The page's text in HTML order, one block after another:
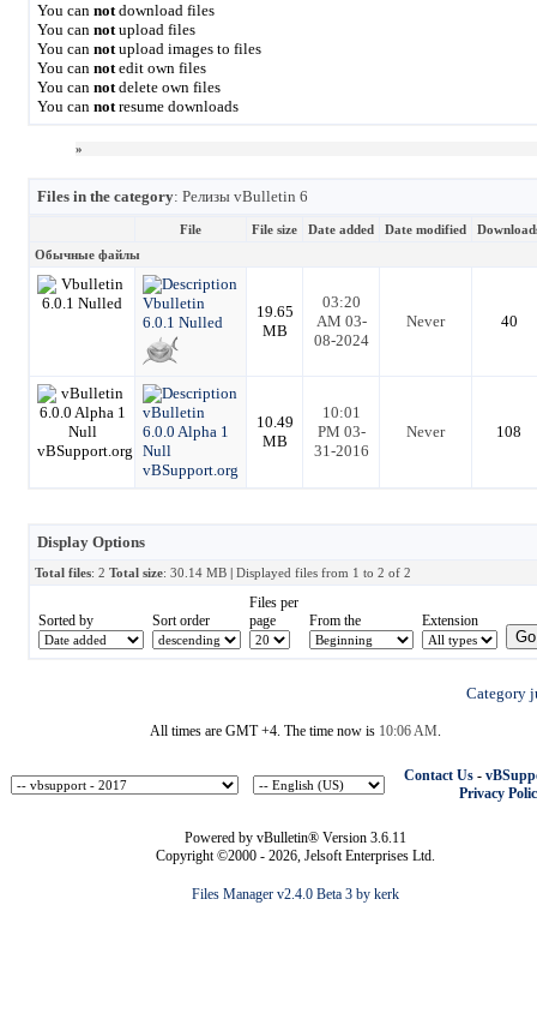
You can notdownload files
You can notupload files
You can notupload images to files
You can notedit own files
You can notdelete own files
You can notresume downloads
»
Files in the category: Релизы vBulletin 6
File File size Date added Date modified
Обычные файлы
Vbulletin
6.0.1 Nulled
19.65
MB
03:20
AM 03-
08-2024
Never 40
vBulletin
6.0.0 Alpha 1
Null
vBSupport.org
10.49
MB
10:01
PM 03-
31-2016
Never 108
Display Options
Total files: 2 Total size: 30.14 MB | Displayed files from 1 to 2 of 2
Sorted by Sort order
Files per
page
From the Extension
Category
All times are GMT +4. The time now is 10:06 AM
Contact Us -
Privacy
Powered by vBulletin® Version 3.6.11
Copyright ©2000 - 2026, Jelsoft Enterprises Ltd.
Files Manager v2.4.0 Beta 3 by kerk